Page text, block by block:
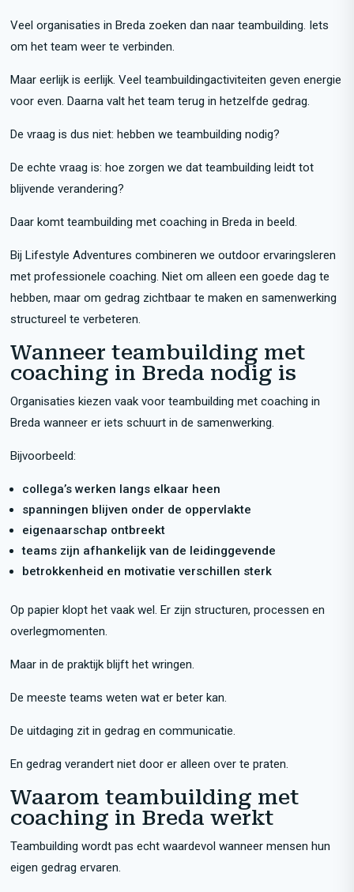
Veel organisaties in Breda zoeken dan naar teambuilding. Iets
om het team weer te verbinden.
Maar eerlijk is eerlijk. Veel teambuildingactiviteiten geven energie
voor even. Daarna valt het team terug in hetzelfde gedrag.
De vraag is dus niet: hebben we teambuilding nodig?
De echte vraag is: hoe zorgen we dat teambuilding leidt tot
blijvende verandering?
Daar komt teambuilding met coaching in Breda in beeld.
Bij Lifestyle Adventures combineren we outdoor ervaringsleren
met professionele coaching. Niet om alleen een goede dag te
hebben, maar om gedrag zichtbaar te maken en samenwerking
structureel te verbeteren.
Wanneer teambuilding met
coaching in Breda nodig is
Organisaties kiezen vaak voor teambuilding met coaching in
Breda wanneer er iets schuurt in de samenwerking.
Bijvoorbeeld:
collega’s werken langs elkaar heen
spanningen blijven onder de oppervlakte
eigenaarschap ontbreekt
teams zijn afhankelijk van de leidinggevende
betrokkenheid en motivatie verschillen sterk
Op papier klopt het vaak wel. Er zijn structuren, processen en
overlegmomenten.
Maar in de praktijk blijft het wringen.
De meeste teams weten wat er beter kan.
De uitdaging zit in gedrag en communicatie.
En gedrag verandert niet door er alleen over te praten.
Waarom teambuilding met
coaching in Breda werkt
Teambuilding wordt pas echt waardevol wanneer mensen hun
eigen gedrag ervaren.